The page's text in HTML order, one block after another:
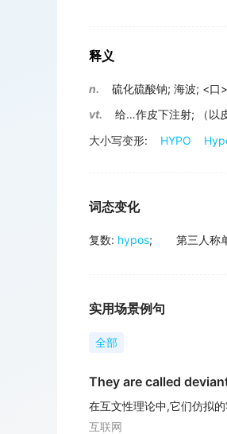
释义
n. 硫化硫酸钠; 海波; <口
vt.
给…作皮下注射; （
大小写变形:
HYPO
词态变化
复数: hypos; 第三人称
实用场景例句
全部
They are called
在互文性理论中,它们仿拟
互联网